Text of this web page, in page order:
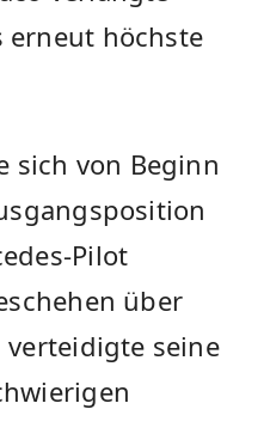
erneut höchste
sich von Beginn
Pilot
über
seine